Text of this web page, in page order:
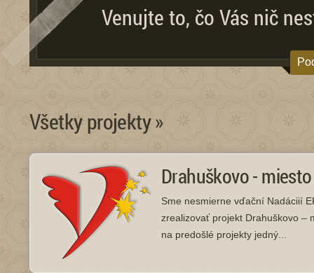
Venujte to, čo Vás nič
Všetky projekty »
Drahuškovo -
Sme nesmierne vďační Nadáciií
zrealizovať projekt Drahuškovo –
na predošlé projekty jedný...